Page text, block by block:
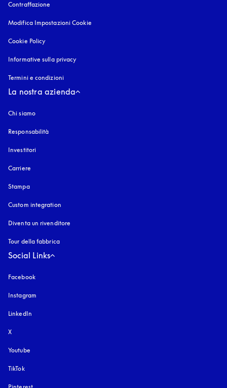
Contraffazione
Modifica Impostazioni Cookie
Cookie Policy
Informative sulla privacy
Termini e condizioni
La nostra azienda
Chi siamo
Responsabilità
Investitori
Carriere
Stampa
Custom integration
Diventa un rivenditore
Tour della fabbrica
Social Links
Facebook
Instagram
LinkedIn
X
Youtube
TikTok